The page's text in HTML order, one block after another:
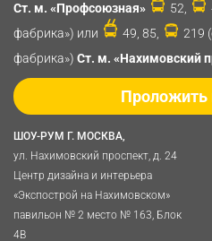
ШОУ-РУМ Г. МОСКВА,
ул. Нахимовский проспект, д. 24
Центр дизайна и интерьера
«Экспострой на Нахимовском»
павильон № 2 место № 163, Блок
4B
Ст. м. «Профсоюзная» 52,
фабрика») или
49, 85,
219
фабрика») Ст. м. «Нахимовский